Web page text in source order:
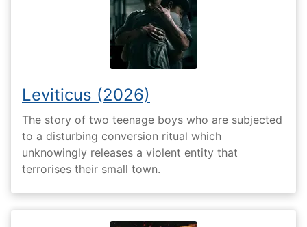
Leviticus (2026)
The story of two teenage boys who are subjected
to a disturbing conversion ritual which
unknowingly releases a violent entity that
terrorises their small town.